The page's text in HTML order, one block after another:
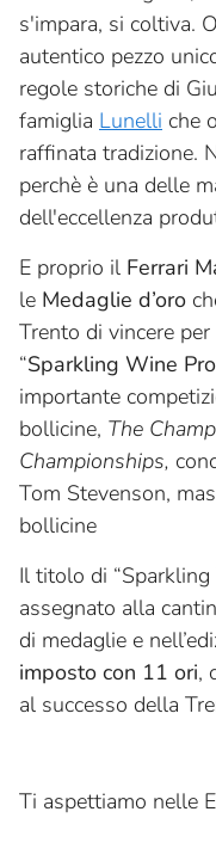
s'impara, si coltiva.
autentico pezzo
regole storiche di
famiglia Lunelli che
raffinata tradizione.
perchè è una delle
dell'eccellenza
E proprio il Ferrari
le Medaglie d’oro
Trento di vincere
“Sparkling Wine
importante
bollicine, The
Championships,
Tom Stevenson,
bollicine
Il titolo di
assegnato alla
di medaglie e
imposto con 11 ori,
al successo della
Ti aspettiamo nelle